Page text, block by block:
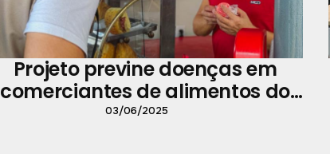
Projeto previne doenças em
comerciantes de alimentos do
Ver-o-Peso
03/06/2025